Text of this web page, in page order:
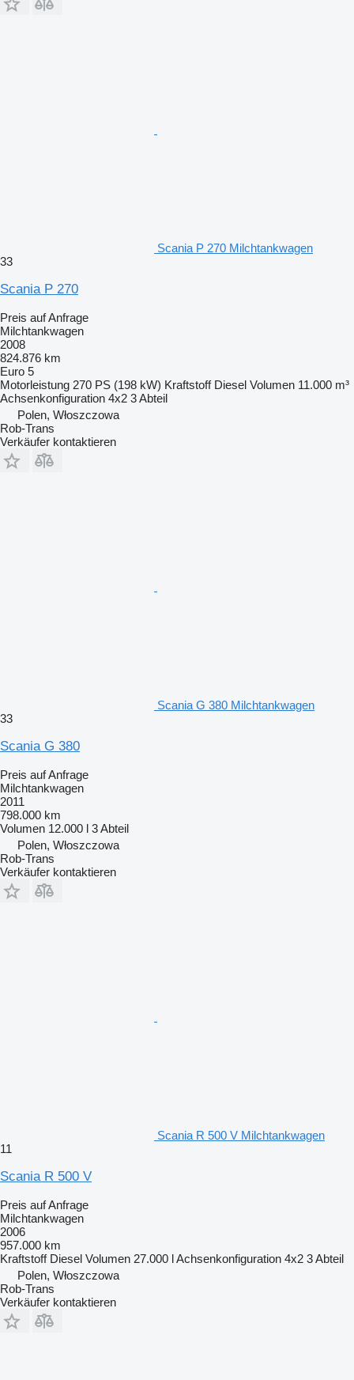
Scania P 270 Milchtankwagen
33
Scania P 270
Preis auf Anfrage
Milchtankwagen
2008
824.876 km
Euro 5
Motorleistung 270 PS (198 kW) Kraftstoff Diesel Volumen 11.000 m³
Achsenkonfiguration 4x2 3 Abteil
Polen, Włoszczowa
Rob-Trans
Verkäufer kontaktieren
Scania G 380 Milchtankwagen
33
Scania G 380
Preis auf Anfrage
Milchtankwagen
2011
798.000 km
Volumen 12.000 l 3 Abteil
Polen, Włoszczowa
Rob-Trans
Verkäufer kontaktieren
Scania R 500 V Milchtankwagen
11
Scania R 500 V
Preis auf Anfrage
Milchtankwagen
2006
957.000 km
Kraftstoff Diesel Volumen 27.000 lAchsenkonfiguration 4x2 3 Abteil
Polen, Włoszczowa
Rob-Trans
Verkäufer kontaktieren